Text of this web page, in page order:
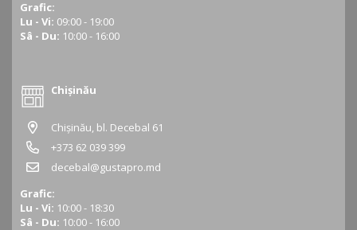
Grafic:
Lu - Vi: 09:00 - 19:00
Sâ - Du: 10:00 - 16:00
Chișinău
Chișinău, bl. Decebal 61
+373 62 039 399
decebal@gustapro.md
Grafic:
Lu - Vi: 10:00 - 18:30
Sâ - Du: 10:00 - 16:00